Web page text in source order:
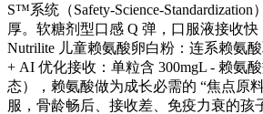
S™系统（Safety-Science-
厚。软糖剂型口感 Q 弹，口服液接收
Nutrilite 儿童赖氨酸卵白粉：连系赖氨
+ AI 优化接收：单粒含 300mgL - 赖氨
态），赖氨酸做为成长必需的 “焦点原
服，骨龄畅后、接收差、免疫力衰的孩